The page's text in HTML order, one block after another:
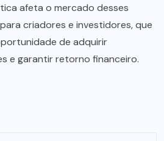
afeta o mercado desses
criadores e investidores, que
de adquirir
e garantir retorno financeiro.